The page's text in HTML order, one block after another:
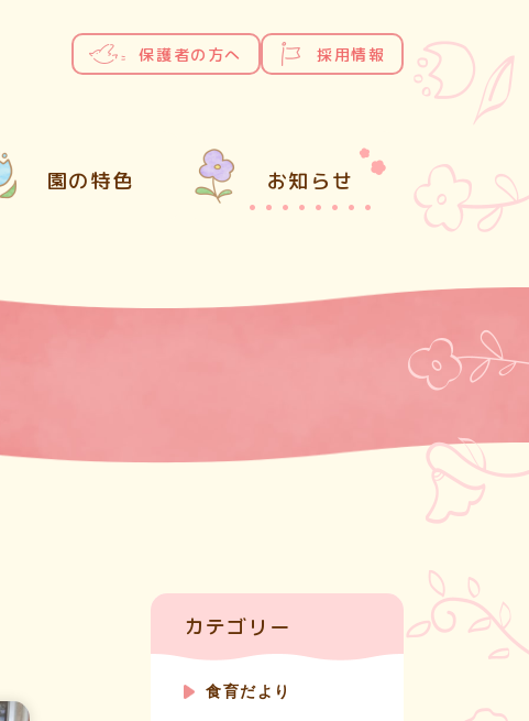
園の特色 お知らせ
保護者の方へ 採用情報
カテゴリー
食育だより